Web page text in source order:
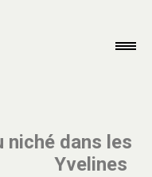
niché dans les
Yvelines